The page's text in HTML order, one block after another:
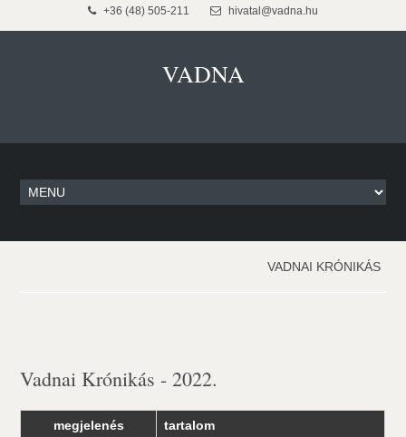
+36 (48) 505-211 hivatal@vadna.hu
VADNA
VADNAI KRÓNIKÁS
Vadnai Krónikás - 2022.
megjelenés tartalom